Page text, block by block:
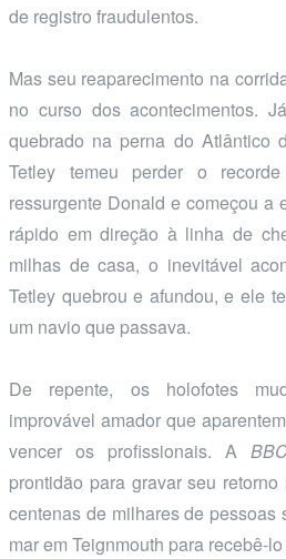
de registro fraudulentos.
Mas seu reaparecimento na
no curso dos acontecimentos.
quebrado na perna do Atlântico
Tetley temeu perder o
ressurgente Donald e começou a
rápido em direção à linha de
milhas de casa, o inevitável
Tetley quebrou e afundou, e ele
um navio que passava.
De repente, os holofotes
improvável amador que
vencer os profissionais. A
prontidão para gravar seu
centenas de milhares de pessoas
mar em Teignmouth para recebê-